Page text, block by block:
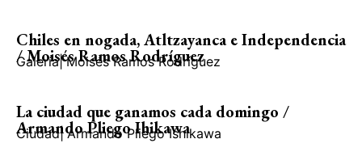
Chiles en nogada, Atltzayanca e Independencia
/ Moisés Ramos Rodríguez
Galería| Moisés Ramos Rodríguez
La ciudad que ganamos cada domingo /
Armando Pliego Ihikawa
Ciudad| Armando Pliego Ishikawa